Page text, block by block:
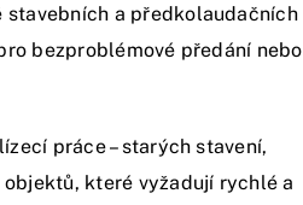
a předkolaudačních
bezproblémové předání nebo
práce – starých stavení,
které vyžadují rychlé a